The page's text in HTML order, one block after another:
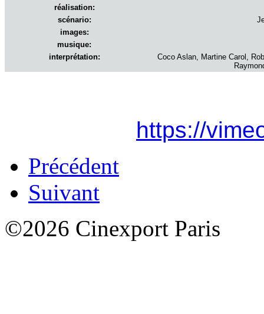
réalisation:
scénario:
images:
musique:
interprétation:
Coco Aslan, Martine Carol,
https://
Précédent
Suivant
©2026 Cinexport Paris